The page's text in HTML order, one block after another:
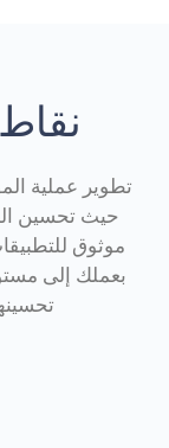
تطوير عملية
حيث تحسين
موثوق
بعملك إلى